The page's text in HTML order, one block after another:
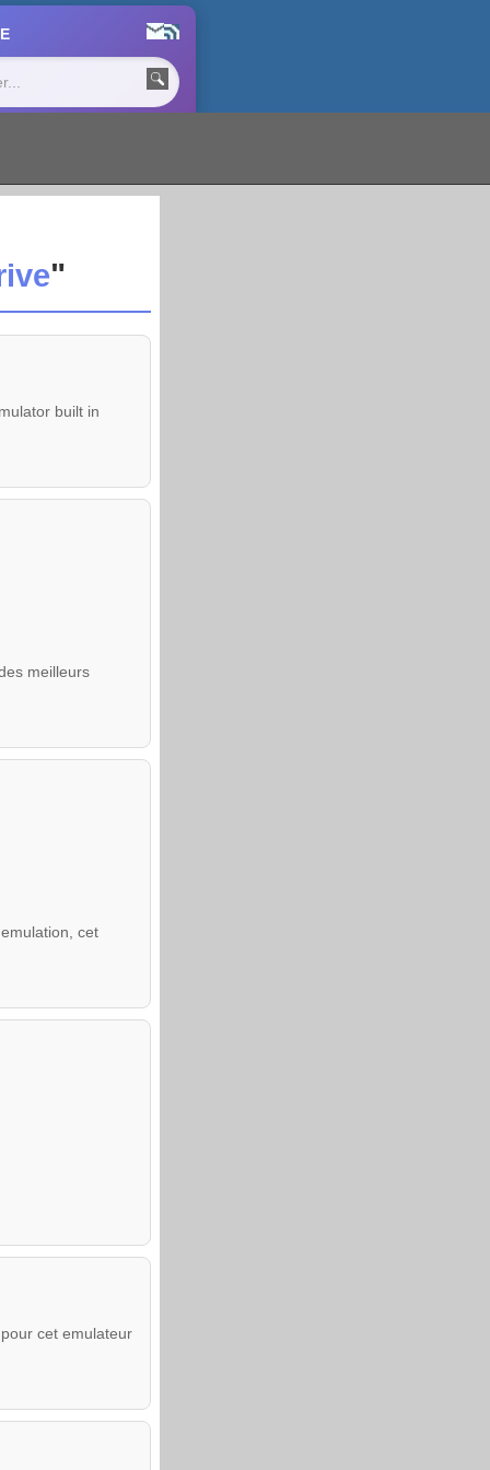
"
built in
meilleurs
cet
cet emulateur